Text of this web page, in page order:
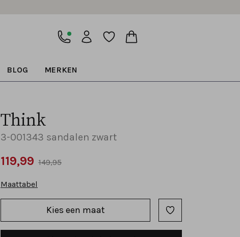
BLOG MERKEN
Think
3-001343 sandalen zwart
119,99 149,95
Maattabel
Kies een maat